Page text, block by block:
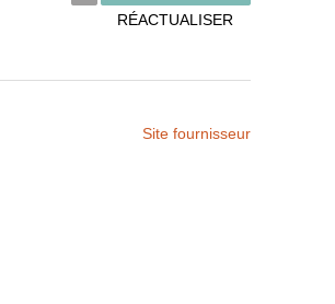
RÉACTUALISER
Site fournisseur